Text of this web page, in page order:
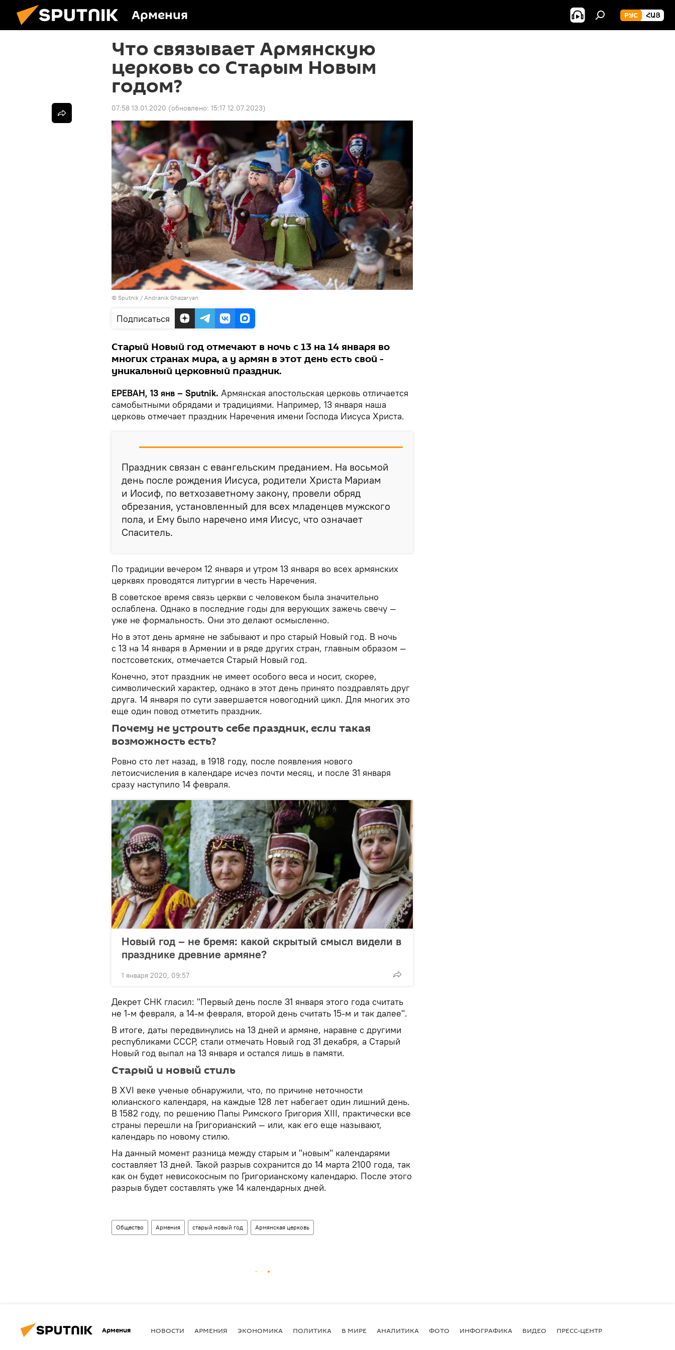
Армения РУС ՀԱՅ
Что связывает Армянскую
церковь со Старым Новым
годом?
07:58 13.01.2020 (обновлено: 15:17 12.07.2023)
© Sputnik / Andranik Ghazaryan
Подписаться
Старый Новый год отмечают в ночь с 13 на 14 января во
многих странах мира, а у армян в этот день есть свой -
уникальный церковный праздник.
ЕРЕВАН, 13 янв – Sputnik. Армянская апостольская церковь отличается
самобытными обрядами и традициями. Например, 13 января наша
церковь отмечает праздник Наречения имени Господа Иисуса Христа.
Праздник связан с евангельским преданием. На восьмой
день после рождения Иисуса, родители Христа Мариам
и Иосиф, по ветхозаветному закону, провели обряд
обрезания, установленный для всех младенцев мужского
пола, и Ему было наречено имя Иисус, что означает
Спаситель.
По традиции вечером 12 января и утром 13 января во всех армянских
церквях проводятся литургии в честь Наречения.
В советское время связь церкви с человеком была значительно
ослаблена. Однако в последние годы для верующих зажечь свечу —
уже не формальность. Они это делают осмысленно.
Но в этот день армяне не забывают и про старый Новый год. В ночь
с 13 на 14 января в Армении и в ряде других стран, главным образом —
постсоветских, отмечается Старый Новый год.
Конечно, этот праздник не имеет особого веса и носит, скорее,
символический характер, однако в этот день принято поздравлять друг
друга. 14 января по сути завершается новогодний цикл. Для многих это
еще один повод отметить праздник.
Почему не устроить себе праздник, если такая
возможность есть?
Ровно сто лет назад, в 1918 году, после появления нового
летоисчисления в календаре исчез почти месяц, и после 31 января
сразу наступило 14 февраля.
Новый год – не бремя: какой скрытый смысл видели в
празднике древние армяне?
1 января 2020, 09:57
Декрет СНК гласил: "Первый день после 31 января этого года считать
не 1-м февраля, а 14-м февраля, второй день считать 15-м и так далее".
В итоге, даты передвинулись на 13 дней и армяне, наравне с другими
республиками СССР, стали отмечать Новый год 31 декабря, а Старый
Новый год выпал на 13 января и остался лишь в памяти.
Старый и новый стиль
В XVI веке ученые обнаружили, что, по причине неточности
юлианского календаря, на каждые 128 лет набегает один лишний день.
В 1582 году, по решению Папы Римского Григория XIII, практически все
страны перешли на Григорианский — или, как его еще называют,
календарь по новому стилю.
На данный момент разница между старым и "новым" календарями
составляет 13 дней. Такой разрыв сохранится до 14 марта 2100 года, так
как он будет невисокосным по Григорианскому календарю. После этого
разрыв будет составлять уже 14 календарных дней.
Общество Армения старый новый год Армянская церковь
Армения НОВОСТИ АРМЕНИЯ ЭКОНОМИКА ПОЛИТИКА В МИРЕ АНАЛИТИКА ФОТО ИНФОГРАФИКА ВИДЕО ПРЕСС-ЦЕНТР